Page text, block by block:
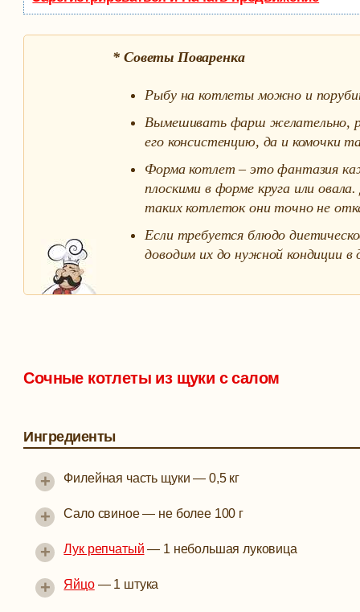
* Советы Поваренка
Рыбу на котлеты можно и
Вымешивать фарш желательно,
его консистенцию, да и комочки
Форма котлет – это фантазия
плоскими в форме круга или
таких котлеток они точно не
Если требуется блюдо
доводим их до нужной кондиции в
Сочные котлеты из щуки с салом
Ингредиенты
Филейная часть щуки — 0,5 кг
+
Сало свиное— не более 100 г
+
Лук репчатый — 1 небольшая луковица
+
Яйцо— 1 штука
+